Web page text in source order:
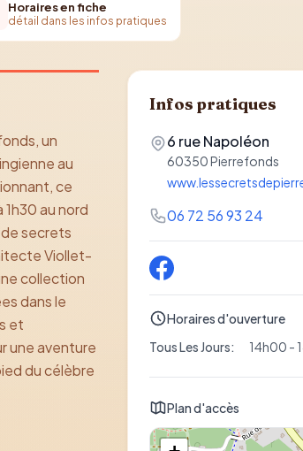
Horaires en fiche
détail dans les infos pratiques
un
au
ce
au nord
secrets
Viollet-
collection
dans le
et
une aventure
du célèbre
Infos pratiques
6 rue Napoléon
60350Pierrefonds
06 72 56 93 24
Horaires d'ouverture
Tous Les Jours: 14h00 -
Plan d'accès